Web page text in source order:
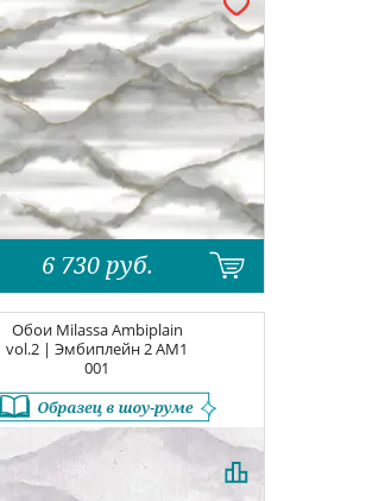
6 730 руб.
Обои Milassa Ambiplain
vol.2 | Эмбиплейн 2AM1
001